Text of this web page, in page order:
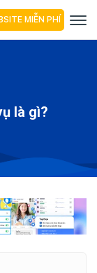
MIỄN PHÍ
là gì?